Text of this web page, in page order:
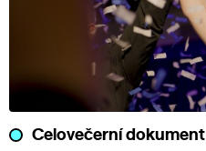
Celovečerní dokument